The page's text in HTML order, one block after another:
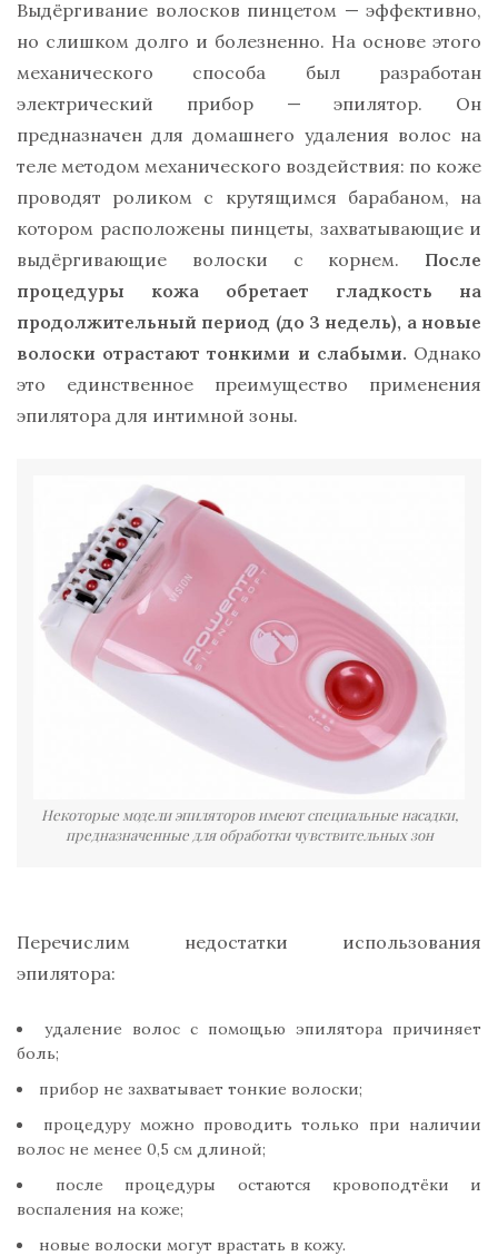
Выдёргивание волосков пинцетом — эффективно,
но слишком долго и болезненно. На основе этого
механического способа был разработан
электрический прибор — эпилятор. Он
предназначен для домашнего удаления волос на
теле методом механического воздействия: по коже
проводят роликом с крутящимся барабаном, на
котором расположены пинцеты, захватывающие и
выдёргивающие волоски с корнем. После
процедуры кожа обретает гладкость на
продолжительный период (до 3 недель), а новые
волоски отрастают тонкими и слабыми. Однако
это единственное преимущество применения
эпилятора для интимной зоны.
Некоторые модели эпиляторов имеют специальные насадки,
предназначенные для обработки чувствительных зон
Перечислим недостатки использования
эпилятора:
удаление волос с помощью эпилятора причиняет
боль;
прибор не захватывает тонкие волоски;
процедуру можно проводить только при наличии
волос не менее 0,5 см длиной;
после процедуры остаются кровоподтёки и
воспаления на коже;
новые волоски могут врастать в кожу.